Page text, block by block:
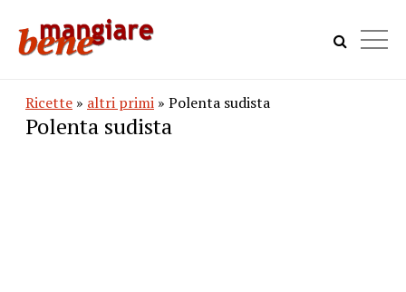
Ricette » altri primi » Polenta sudista
Polenta sudista